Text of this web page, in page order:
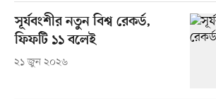
সূর্যবংশীর নতুন বিশ্ব রেকর্ড,
ফিফটি ১১ বলেই
২১ জুন ২০২৬